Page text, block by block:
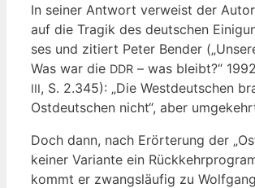
In sei­ner Ant­wort ver­weist der
auf die Tra­gik des deut­schen
ses und zitiert Peter Ben­der
Was war die DDR – was bleibt?“
III, S. 2.345): „Die West­deut­schen
Ost­deut­schen nicht“, aber
Doch dann, nach Erör­te­rung der
kei­ner Vari­an­te ein
kommt er zwangs­läu­fig zu